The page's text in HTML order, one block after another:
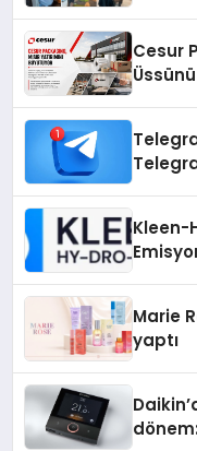
Cesur
Kleen-
Marie
yaptı